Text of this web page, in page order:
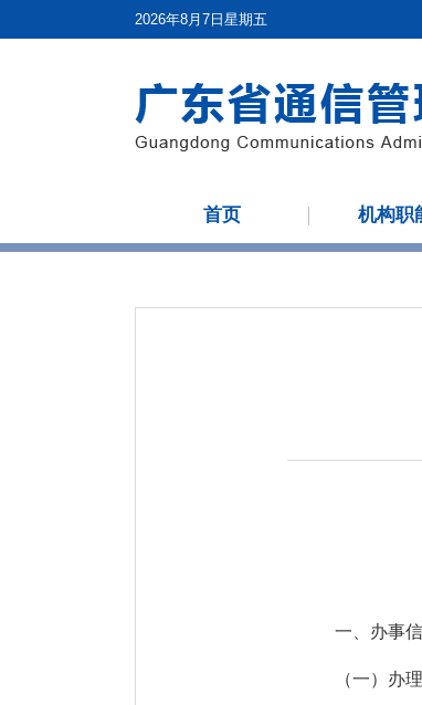
2026年8月7日星期五
首页 机构职
一、 办事
（一） 办